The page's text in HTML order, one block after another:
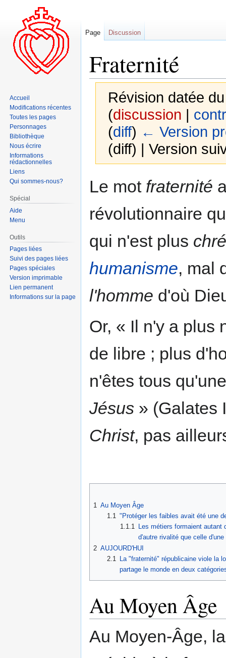
Fraternité
Révision datée
(discussion |
(diff) ← Version
(diff) | Version
navigation
recherche
Le mot fraternité
révolutionnaire
qui n'est plus
humanisme, mal
l'homme d'où
Or, « Il n'y a plus
de libre ; plus
n'êtes tous
Jésus » (Galates
Christ, pas
1 Au Moyen Âge
1.1 "Protéger les faibles avait été une
1.1.1
Les métiers formaient autant
d'autre rivalité que celle
2 AUJOURD'HUI
2.1
La "fraternité" républicaine viole la
partage le monde en deux
Au Moyen Âge
Au Moyen-Âge,
Page Discussion
Accueil
Modifications récentes
Toutes les pages
Personnages
Bibliothèque
Nous écrire
Informations
rédactionnelles
Liens
Qui sommes-nous?
Spécial
Aide
Menu
Outils
Pages liées
Suivi des pages liées
Pages spéciales
Version imprimable
Lien permanent
Informations sur la page